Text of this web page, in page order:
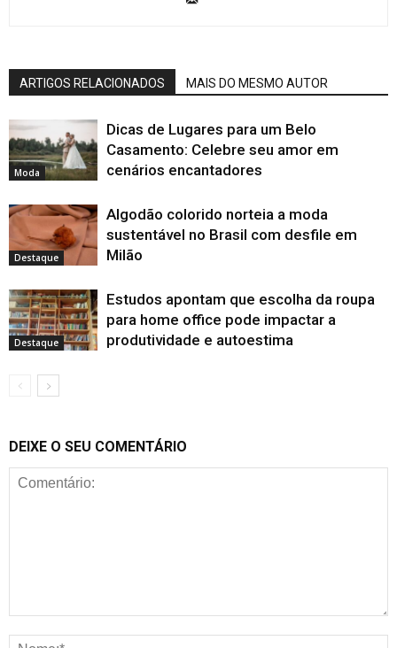
ARTIGOS RELACIONADOS MAIS DO MESMO AUTOR
Moda
Dicas de Lugares para um Belo
Casamento: Celebre seu amor em
cenários encantadores
Destaque
Algodão colorido norteia a moda
sustentável no Brasil com desfile em
Milão
Destaque
Estudos apontam que escolha da roupa
para home office pode impactar a
produtividade e autoestima
DEIXE O SEU COMENTÁRIO